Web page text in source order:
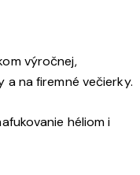
výročnej,
na firemné večierky.
héliom i